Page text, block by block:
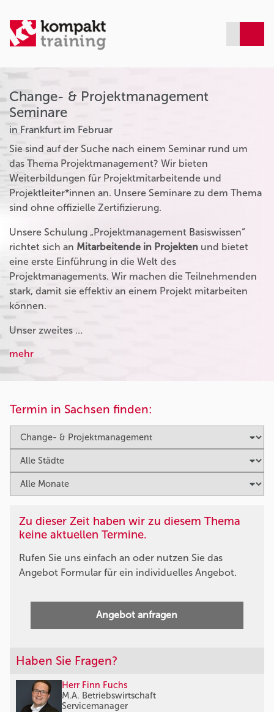
Change- & Projektmanagement
Seminare
in Frankfurt im Februar
Sie sind auf der Suche nach einem Seminar rund um
das Thema Projektmanagement? Wir bieten
Weiterbildungen für Projektmitarbeitende und
Projektleiter*innen an. Unsere Seminare zu dem Thema
sind ohne offizielle Zertifizierung.
Unsere Schulung „Projektmanagement Basiswissen“
richtet sich an Mitarbeitende in Projekten und bietet
eine erste Einführung in die Welt des
Projektmanagements. Wir machen die Teilnehmenden
stark, damit sie effektiv an einem Projekt mitarbeiten
können.
Unser zweites …
mehr
Termin in Sachsen finden:
Zu dieser Zeit haben wir zu diesem Thema
keine aktuellen Termine.
Rufen Sie uns einfach an oder nutzen Sie das
Angebot Formular für ein individuelles Angebot.
Angebot anfragen
Haben Sie Fragen?
Herr Finn Fuchs
M.A. Betriebswirtschaft
Servicemanager